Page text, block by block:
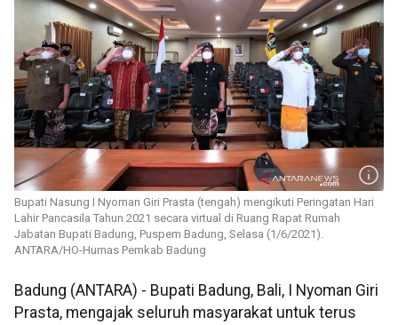
Bupati Nasung I Nyoman Giri Prasta (tengah) mengikuti Peringatan Hari
Lahir Pancasila Tahun 2021 secara virtual di Ruang Rapat Rumah
Jabatan Bupati Badung, Puspem Badung, Selasa (1/6/2021).
ANTARA/HO-Humas Pemkab Badung
Badung (ANTARA) - Bupati Badung, Bali, I Nyoman Giri
Prasta, mengajak seluruh masyarakat untuk terus